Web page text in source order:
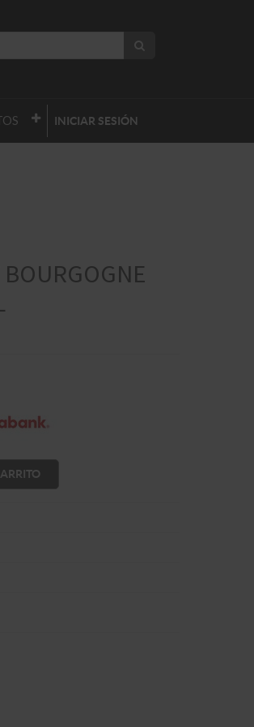
INICIAR SESIÓN